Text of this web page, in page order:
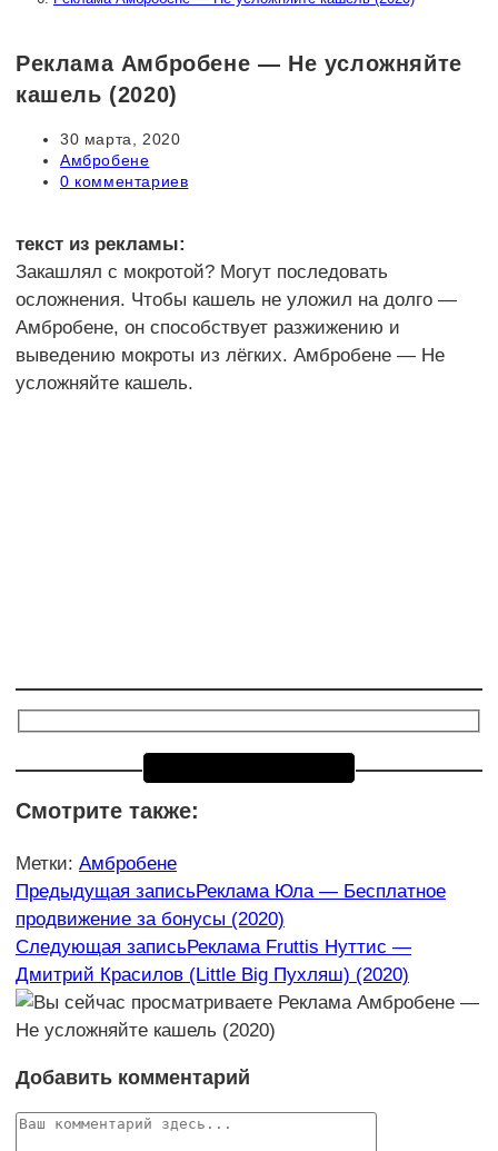
Реклама Амбробене — Не усложняйте
кашель (2020)
Запись
опубликована:
30 марта, 2020
Рубрика
записи:
Амбробене
Комментарии
0 комментариев
текст из рекламы:
Закашлял с мокротой? Могут последовать
осложнения. Чтобы кашель не уложил на долго —
Амбробене, он способствует разжижению и
выведению мокроты из лёгких. Амбробене — Не
усложняйте кашель.
Смотрите также:
Метки: Амбробене
Еще
статьи
Предыдущая записьРеклама Юла — Бесплатное
продвижение за бонусы (2020)
Следующая записьРеклама Fruttis Нуттис —
Дмитрий Красилов (Little Big Пухляш) (2020)
Добавить комментарий
Комментарий